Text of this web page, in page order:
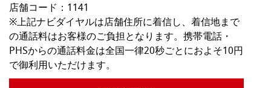
店舗コード：1141
※上記ナビダイヤルは店舗住所に着信し、着信地まで
の通話料はお客様のご負担となります。携帯電話・
PHSからの通話料金は全国一律20秒ごとにおよそ10円
で御利用いただけます。